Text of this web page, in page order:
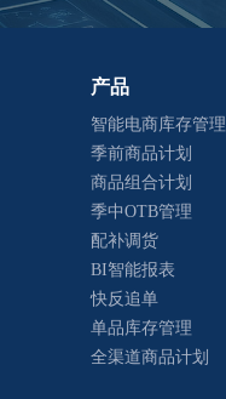
产品
智能电商库存管理
季前商品计划
商品组合计划
季中OTB管理
配补调货
BI智能报表
快反追单
单品库存管理
全渠道商品计划